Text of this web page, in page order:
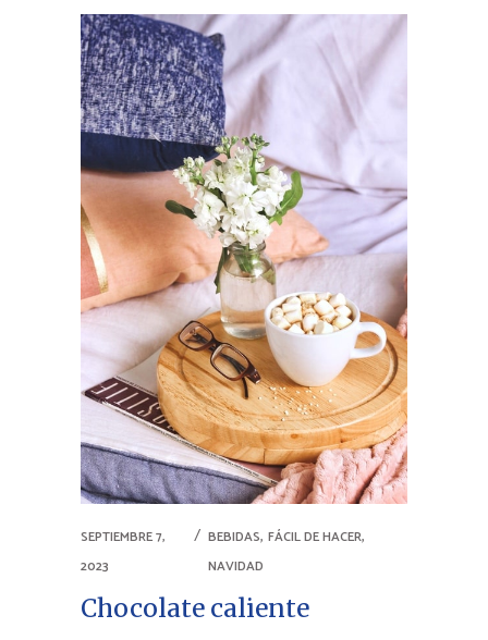
SEPTIEMBRE 7,
2023
BEBIDAS, FÁCIL DE HACER,
NAVIDAD
Chocolate caliente